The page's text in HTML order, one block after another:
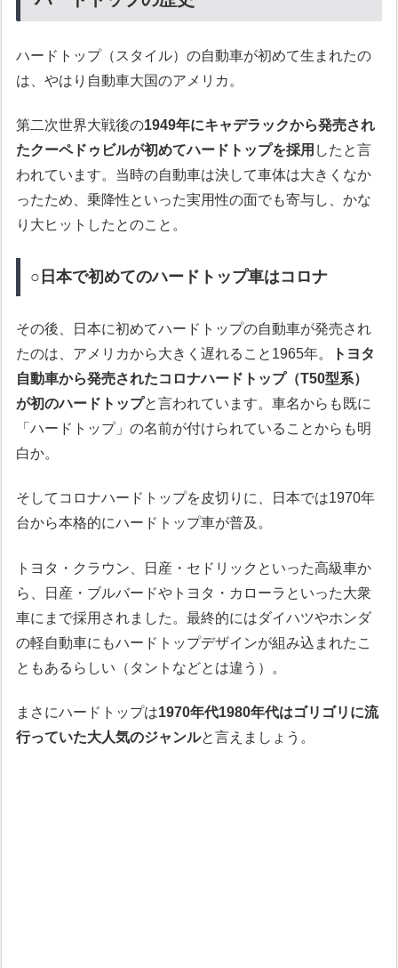
ハードトップ（スタイル）の自動車が初めて生まれたの
は、やはり自動車大国のアメリカ。
第二次世界大戦後の1949年にキャデラックから発売され
たクーペドゥビルが初めてハードトップを採用 したと言
われています。当時の自動車は決して車体は大きくなか
ったため、乗降性といった実用性の面でも寄与し、かな
り大ヒットしたとのこと。
○日本で初めてのハードトップ車はコロナ
その後、日本に初めてハードトップの自動車が発売され
たのは、アメリカから大きく遅れること1965年。
トヨタ
自動車から発売されたコロナハードトップ（T50型系）
が初のハードトップと言われています。車名からも既に
「ハードトップ」の名前が付けられていることからも明
白か。
そしてコロナハードトップを皮切りに、日本では1970年
台から本格的にハードトップ車が普及。
トヨタ・クラウン、日産・セドリックといった高級車か
ら、日産・ブルバードやトヨタ・カローラといった大衆
車にまで採用されました。最終的にはダイハツやホンダ
の軽自動車にもハードトップデザインが組み込まれたこ
ともあるらしい（タントなどとは違う）。
まさにハードトップは1970年代1980年代はゴリゴリに流
行っていた大人気のジャンルと言えましょう。